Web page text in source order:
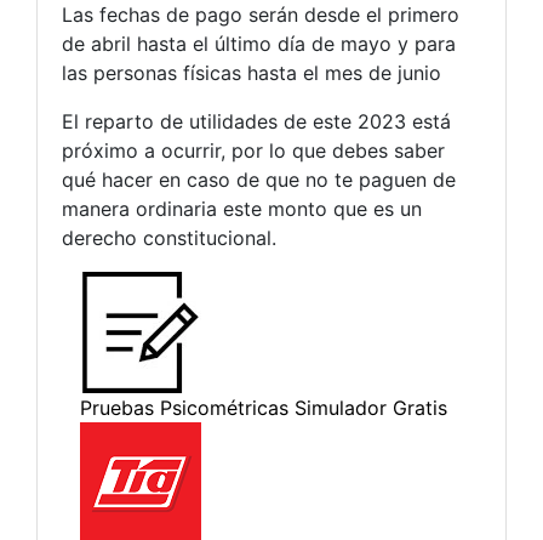
Las fechas de pago serán desde el primero
de abril hasta el último día de mayo y para
las personas físicas hasta el mes de junio
El reparto de utilidades de este 2023 está
próximo a ocurrir, por lo que debes saber
qué hacer en caso de que no te paguen de
manera ordinaria este monto que es un
derecho constitucional.